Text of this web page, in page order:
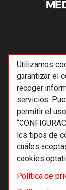
Utilizamos
garantizar el
recoger
servicios.
permitir el
los tipos de
cuáles
cookies
Política de
©